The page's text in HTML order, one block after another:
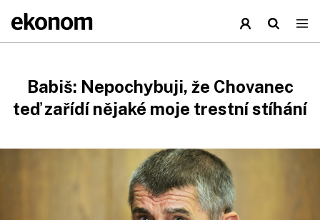
Babiš: Nepochybuji, že Chovanec
teď zařídí nějaké moje trestní stíhání